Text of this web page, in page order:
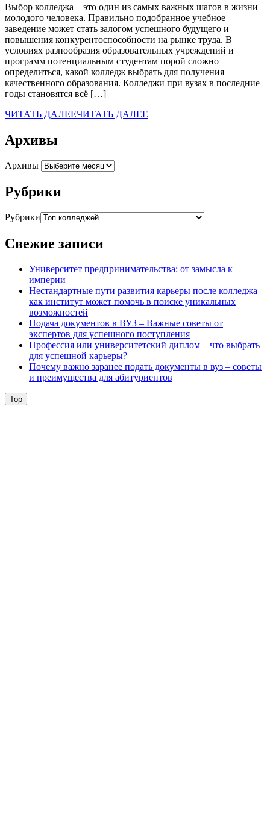
Выбор колледжа – это один из самых важных шагов в жизни
молодого человека. Правильно подобранное учебное
заведение может стать залогом успешного будущего и
повышения конкурентоспособности на рынке труда. В
условиях разнообразия образовательных учреждений и
программ потенциальным студентам порой сложно
определиться, какой колледж выбрать для получения
качественного образования. Колледжи при вузах в последние
годы становятся всё […]
ЧИТАТЬ ДАЛЕЕЧИТАТЬ ДАЛЕЕ
Архивы
Архивы
Рубрики
Рубрики
Свежие записи
Университет предпринимательства: от замысла к
империи
Нестандартные пути развития карьеры после колледжа –
как институт может помочь в поиске уникальных
возможностей
Подача документов в ВУЗ – Важные советы от
экспертов для успешного поступления
Профессия или университетский диплом – что выбрать
для успешной карьеры?
Почему важно заранее подать документы в вуз – советы
и преимущества для абитуриентов
Top